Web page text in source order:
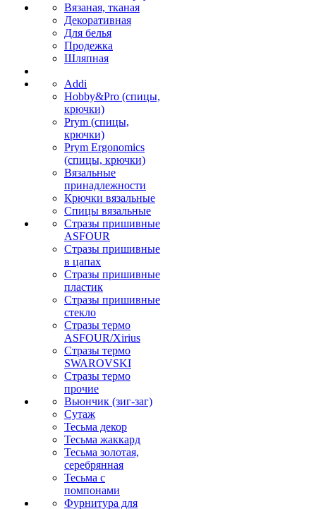
Вязаная, тканая
Декоративная
Для белья
Продежка
Шляпная
Addi
Hobby&Pro (спицы,
крючки)
Prym (спицы,
крючки)
Prym Ergonomics
(спицы, крючки)
Вязальные
принадлежности
Крючки вязальные
Спицы вязальные
Стразы пришивные
ASFOUR
Стразы пришивные
в цапах
Стразы пришивные
пластик
Стразы пришивные
стекло
Стразы термо
ASFOUR/Xirius
Стразы термо
SWAROVSKI
Стразы термо
прочие
Вьюнчик (зиг-заг)
Сутаж
Тесьма декор
Тесьма жаккард
Тесьма золотая,
серебрянная
Тесьма с
помпонами
Фурнитура для